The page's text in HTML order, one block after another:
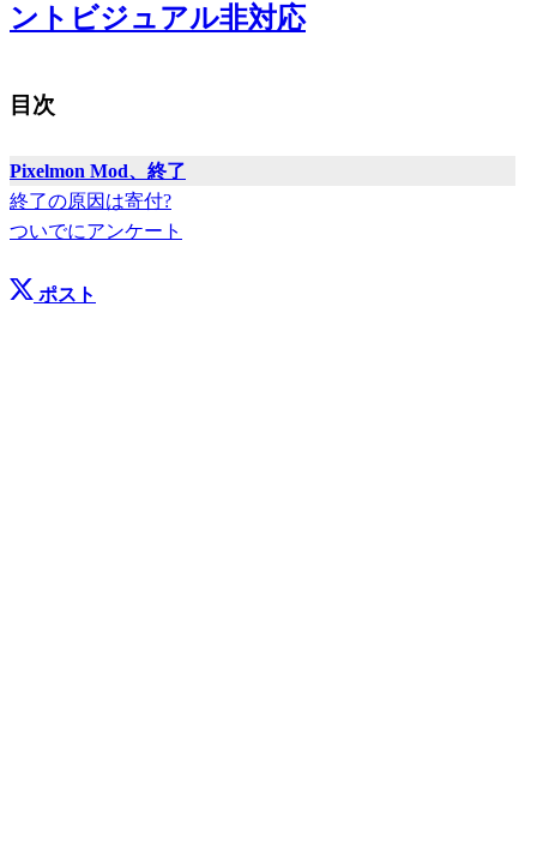
ントビジュアル非対応
目次
Pixelmon Mod、終了
終了の原因は寄付?
ついでにアンケート
ポスト